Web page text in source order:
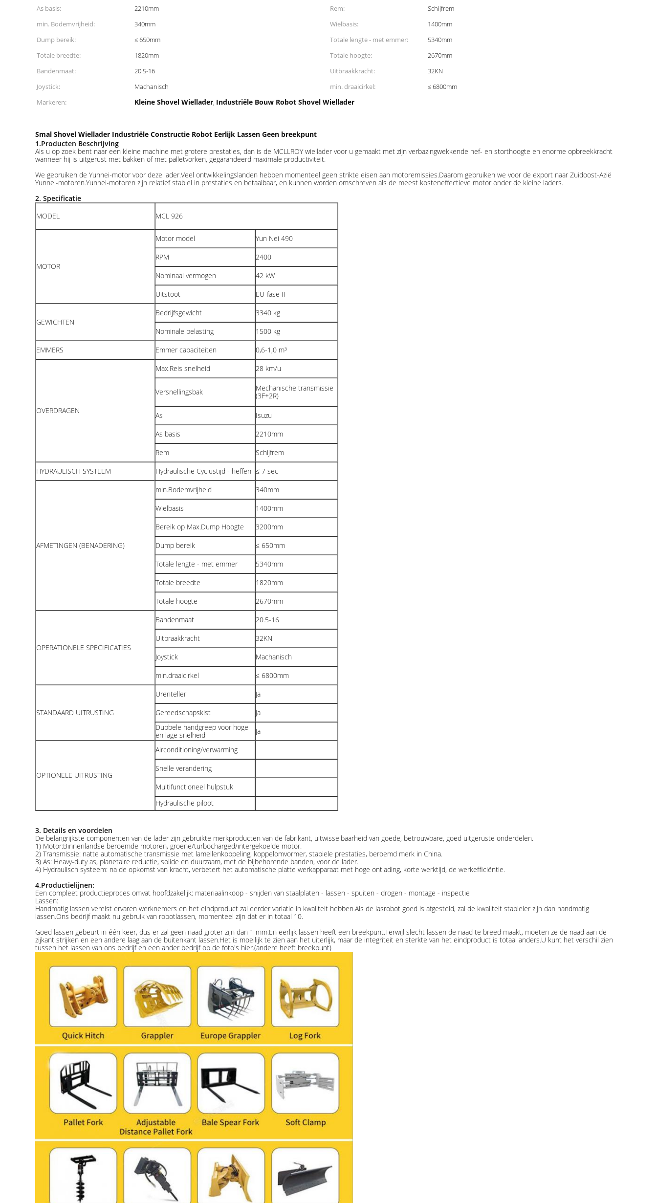
heffen:
As basis:
2210mm Rem:
Schijfrem
min. Bodemvrijheid:
340mm Wielbasis:
1400mm
Dump bereik:
≤ 650mm Totale lengte - met emmer:
5340mm
Totale breedte:
1820mm Totale hoogte:
2670mm
Bandenmaat:
20.5-16 Uitbraakkracht:
32KN
Joystick:
Machanisch min. draaicirkel:
≤ 6800mm
Markeren:
Kleine Shovel Wiellader, Industriële Bouw Robot Shovel Wiellader
Smal Shovel Wiellader Industriële Constructie Robot Eerlijk Lassen Geen breekpunt
1.Producten Beschrijving
Als u op zoek bent naar een kleine machine met grotere prestaties, dan is de MCLLROY wiellader voor u gemaakt met zijn verbazingwekkende hef- en storthoogte en enorme opbreekkracht
wanneer hij is uitgerust met bakken of met palletvorken, gegarandeerd maximale productiviteit.
We gebruiken de Yunnei-motor voor deze lader.Veel ontwikkelingslanden hebben momenteel geen strikte eisen aan motoremissies.Daarom gebruiken we voor de export naar Zuidoost-Azië
Yunnei-motoren.Yunnei-motoren zijn relatief stabiel in prestaties en betaalbaar, en kunnen worden omschreven als de meest kosteneffectieve motor onder de kleine laders.
2. Specificatie
MODEL
MCL 926
MOTOR
Motor model
Yun Nei 490
RPM
2400
Nominaal vermogen
42 kW
Uitstoot
EU-fase II
GEWICHTEN
Bedrijfsgewicht
3340 kg
Nominale belasting
1500 kg
EMMERS
Emmer capaciteiten 0,6-1,0 m³
OVERDRAGEN
Max.Reis snelheid 28 km/u
Versnellingsbak
Mechanische transmissie
(3F+2R)
As
Isuzu
As basis
2210mm
Rem
Schijfrem
HYDRAULISCH SYSTEEM
Hydraulische Cyclustijd - heffen ≤ 7 sec
AFMETINGEN (BENADERING)
min.Bodemvrijheid
340mm
Wielbasis
1400mm
Bereik op Max.Dump Hoogte
3200mm
Dump bereik
≤ 650mm
Totale lengte - met emmer
5340mm
Totale breedte
1820mm
Totale hoogte
2670mm
OPERATIONELE SPECIFICATIES
Bandenmaat
20.5-16
Uitbraakkracht
32KN
Joystick
Machanisch
min.draaicirkel
≤ 6800mm
STANDAARD UITRUSTING
Urenteller
Ja
Gereedschapskist
Ja
Dubbele handgreep voor hoge
en lage snelheid
Ja
OPTIONELE UITRUSTING
Airconditioning/verwarming
Snelle verandering
Multifunctioneel hulpstuk
Hydraulische piloot
3. Details en voordelen
De belangrijkste componenten van de lader zijn gebruikte merkproducten van de fabrikant, uitwisselbaarheid van goede, betrouwbare, goed uitgeruste onderdelen.
1) Motor:Binnenlandse beroemde motoren, groene/turbocharged/intergekoelde motor.
2) Transmissie: natte automatische transmissie met lamellenkoppeling, koppelomvormer, stabiele prestaties, beroemd merk in China.
3) As: Heavy-duty as, planetaire reductie, solide en duurzaam, met de bijbehorende banden, voor de lader.
4) Hydraulisch systeem: na de opkomst van kracht, verbetert het automatische platte werkapparaat met hoge ontlading, korte werktijd, de werkefficiëntie.
4.Productielijnen:
Een compleet productieproces omvat hoofdzakelijk: materiaalinkoop - snijden van staalplaten - lassen - spuiten - drogen - montage - inspectie
Lassen:
Handmatig lassen vereist ervaren werknemers en het eindproduct zal eerder variatie in kwaliteit hebben.Als de lasrobot goed is afgesteld, zal de kwaliteit stabieler zijn dan handmatig
lassen.Ons bedrijf maakt nu gebruik van robotlassen, momenteel zijn dat er in totaal 10.
Goed lassen gebeurt in één keer, dus er zal geen naad groter zijn dan 1 mm.En eerlijk lassen heeft een breekpunt.Terwijl slecht lassen de naad te breed maakt, moeten ze de naad aan de
zijkant strijken en een andere laag aan de buitenkant lassen.Het is moeilijk te zien aan het uiterlijk, maar de integriteit en sterkte van het eindproduct is totaal anders.U kunt het verschil zien
tussen het lassen van ons bedrijf en een ander bedrijf op de foto's hier.(andere heeft breekpunt)